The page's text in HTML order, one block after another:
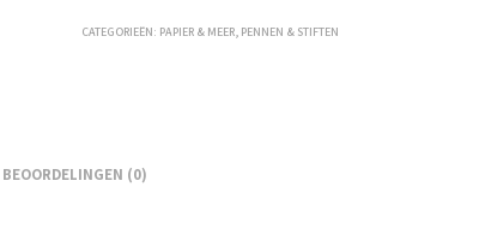
CATEGORIEËN: PAPIER & MEER, PENNEN & STIFTEN
BEOORDELINGEN (0)